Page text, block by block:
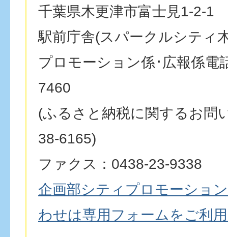
千葉県木更津市富士見1-2-1
駅前庁舎(スパークルシティ
プロモーション係･広報係電
7460
(ふるさと納税に関するお問
38-6165)
ファクス：0438-23-9338
企画部シティプロモーショ
わせは専用フォームをご利